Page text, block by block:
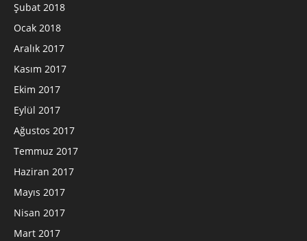
Şubat 2018
Ocak 2018
Aralık 2017
Kasım 2017
Ekim 2017
Eylül 2017
Ağustos 2017
Temmuz 2017
Haziran 2017
Mayıs 2017
Nisan 2017
Mart 2017